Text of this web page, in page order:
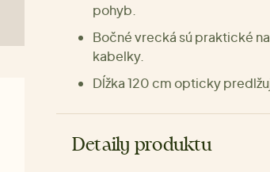
pohyb.
Bočné vrecká sú praktické
kabelky.
Dĺžka 120 cm opticky
Detaily produktu